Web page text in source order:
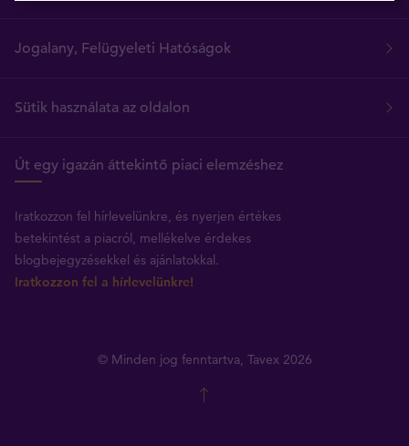
Jogalany, Felügyeleti Hatóságok
Sütik használata az oldalon
Út egy igazán áttekintő piaci elemzéshez
Iratkozzon fel hírlevelünkre, és nyerjen értékes
betekintést a piacról, mellékelve érdekes
blogbejegyzésekkel és ajánlatokkal.
Iratkozzon fel a hírlevelünkre!
© Minden jog fenntartva, Tavex 2026